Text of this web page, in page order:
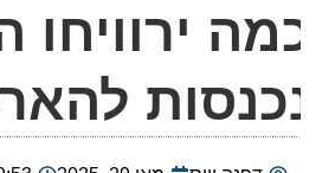
ירוויחו